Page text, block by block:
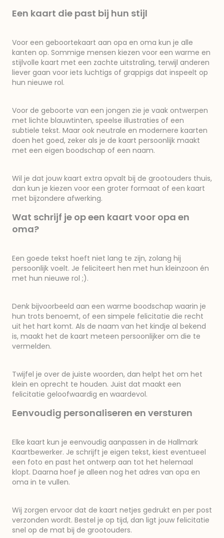
Een kaart die past bij hun stijl
Voor een geboortekaart aan opa en oma kun je alle
kanten op. Sommige mensen kiezen voor een warme en
stijlvolle kaart met een zachte uitstraling, terwijl anderen
liever gaan voor iets luchtigs of grappigs dat inspeelt op
hun nieuwe rol.
Voor de geboorte van een jongen zie je vaak ontwerpen
met lichte blauwtinten, speelse illustraties of een
subtiele tekst. Maar ook neutrale en modernere kaarten
doen het goed, zeker als je de kaart persoonlijk maakt
met een eigen boodschap of een naam.
Wil je dat jouw kaart extra opvalt bij de grootouders thuis,
dan kun je kiezen voor een groter formaat of een kaart
met bijzondere afwerking.
Wat schrijf je op een kaart voor opa en
oma?
Een goede tekst hoeft niet lang te zijn, zolang hij
persoonlijk voelt. Je feliciteert hen met hun kleinzoon én
met hun nieuwe rol ;).
Denk bijvoorbeeld aan een warme boodschap waarin je
hun trots benoemt, of een simpele felicitatie die recht
uit het hart komt. Als de naam van het kindje al bekend
is, maakt het de kaart meteen persoonlijker om die te
vermelden.
Twijfel je over de juiste woorden, dan helpt het om het
klein en oprecht te houden. Juist dat maakt een
felicitatie geloofwaardig en waardevol.
Eenvoudig personaliseren en versturen
Elke kaart kun je eenvoudig aanpassen in de Hallmark
Kaartbewerker. Je schrijft je eigen tekst, kiest eventueel
een foto en past het ontwerp aan tot het helemaal
klopt. Daarna hoef je alleen nog het adres van opa en
oma in te vullen.
Wij zorgen ervoor dat de kaart netjes gedrukt en per post
verzonden wordt. Bestel je op tijd, dan ligt jouw felicitatie
snel op de mat bij de grootouders.